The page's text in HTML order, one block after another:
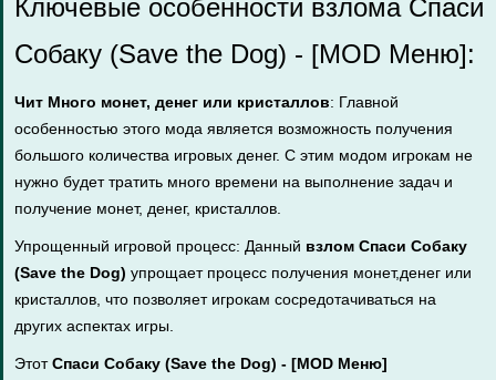
Ключевые особенности взлома Спаси
Собаку (Save the Dog) - [MOD Меню]:
Чит Много монет, денег или кристаллов: Главной
особенностью этого мода является возможность получения
большого количества игровых денег. С этим модом игрокам не
нужно будет тратить много времени на выполнение задач и
получение монет, денег, кристаллов.
Упрощенный игровой процесс: Данный взлом Спаси Собаку
(Save the Dog) упрощает процесс получения монет,денег или
кристаллов, что позволяет игрокам сосредотачиваться на
других аспектах игры.
ЭтотСпаси Собаку (Save the Dog) - [MOD Меню]